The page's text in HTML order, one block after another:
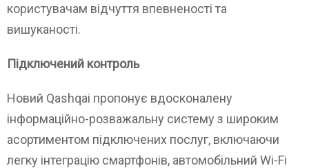
користувачам відчуття впевненості та
вишуканості.
Підключений контроль
Новий Qashqai пропонує вдосконалену
інформаційно-розважальну систему з широким
асортиментом підключених послуг, включаючи
легку інтеграцію смартфонів, автомобільний Wi-Fi